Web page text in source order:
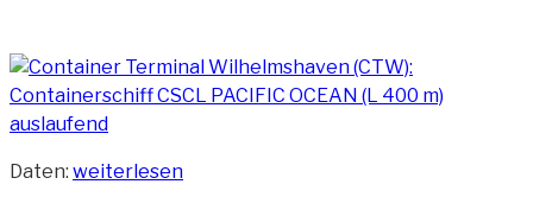
Daten: „Containerschiff
weiterlesen